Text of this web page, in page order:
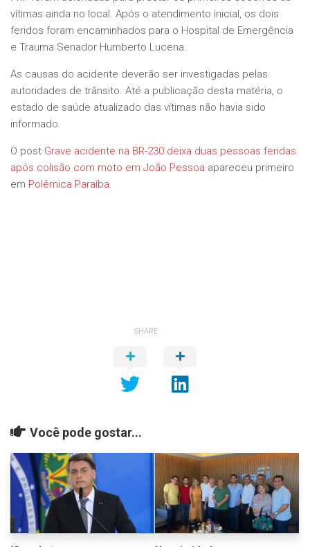
vítimas ainda no local. Após o atendimento inicial, os dois
feridos foram encaminhados para o Hospital de Emergência
e Trauma Senador Humberto Lucena.
As causas do acidente deverão ser investigadas pelas
autoridades de trânsito. Até a publicação desta matéria, o
estado de saúde atualizado das vítimas não havia sido
informado.
O post Grave acidente na BR-230 deixa duas pessoas feridas
após colisão com moto em João Pessoa apareceu primeiro
em Polêmica Paraíba.
SHARE
Você pode gostar...